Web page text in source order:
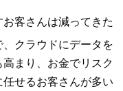
客さんは減ってきた
クラウドにデータを
まり、お金でリスク
せるお客さんが多い